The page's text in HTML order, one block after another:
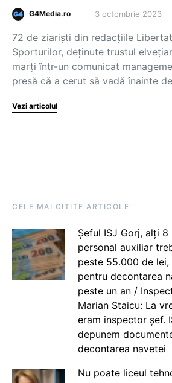
G4Media.ro 3 octombrie 2023
72 de ziariști din redacțiile
Sporturilor, deținute trustul
marți într-un comunicat
presă că a cerut să vadă înainte
Vezi articolul
CELE MAI CITITE ARTICOLE
Șeful ISJ Gorj, alți
personal auxiliar
peste 55.000 de
pentru decontarea
peste un an /
Marian Staicu: La
eram inspector șef.
depunem
decontarea navetei
Nu poate liceul